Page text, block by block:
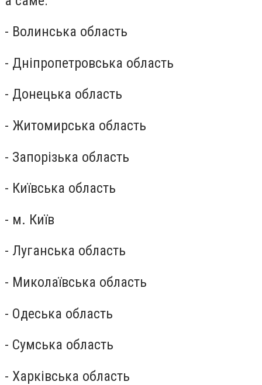
- Волинська область
- Дніпропетровська область
- Донецька область
- Житомирська область
- Запорізька область
- Київська область
- м. Київ
- Луганська область
- Миколаївська область
- Одеська область
- Сумська область
- Харківська область